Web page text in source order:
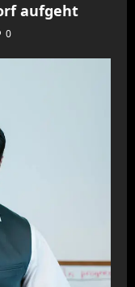
aufgeht
0